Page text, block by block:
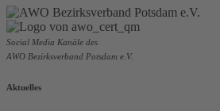
Social Media Kanäle des
AWO Bezirksverband Potsdam e.V.
Aktuelles